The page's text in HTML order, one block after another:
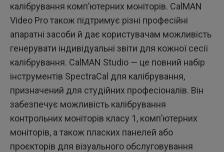
калібрування комп’ютерних моніторів. CalMAN
Video Pro також підтримує різні професійні
апаратні засоби й дає користувачам можливість
генерувати індивідуальні звіти для кожної сесії
калібрування. CalMAN Studio — це повний набір
інструментів SpectraCal для калібрування,
призначений для студійних професіоналів. Він
забезпечує можливість калібрування
контрольних моніторів класу 1, комп’ютерних
моніторів, а також пласких панелей або
проєкторів для візуального обслуговування